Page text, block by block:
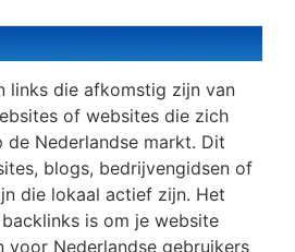
links die afkomstig zijn van
of websites die zich
Nederlandse markt. Dit
blogs, bedrijvengidsen of
die lokaal actief zijn. Het
is om je website
voor Nederlandse gebruikers